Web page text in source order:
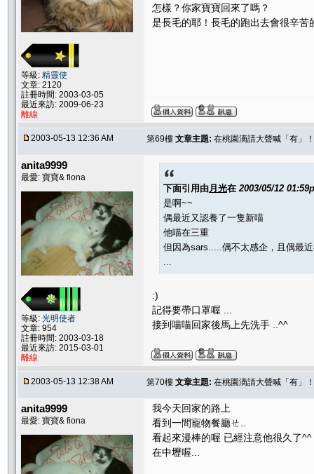
等級: 精靈使
文章: 2120
註冊時間: 2003-03-05
最近來訪: 2009-06-23
離線
怎樣？你家寶寶回來了嗎？
是長毛的耶！長毛的跑出去會很辛苦
2003-05-13 12:36 AM 第69樓 文章主題: 在桃園滴請大聲喊「有」
anita9999
最愛: 寶寶& fiona
等級: 光明使者
文章: 954
註冊時間: 2003-03-18
最近來訪: 2015-03-01
離線
下面引用由月光在 2003/05/12
是啊~~
偶最近又認養了一隻新喵
他喵在三重
但因為sars.....偶不太感企，且偶最
:)
記得要帶口罩喔 ...
接到喵喵回家後馬上先洗手 ..^^
2003-05-13 12:38 AM 第70樓 文章主題: 在桃園滴請大聲喊「有」
anita9999
最愛: 寶寶& fiona
我今天回家的路上
看到一間寵物餐廳ㄝ..
看起來漫棒的喔 已經注意他很久了^^
在中壢喔...